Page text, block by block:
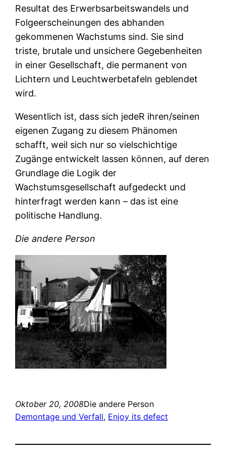
Resultat des Erwerbsarbeitswandels und
Folgeerscheinungen des abhanden
gekommenen Wachstums sind. Sie sind
triste, brutale und unsichere Gegebenheiten
in einer Gesellschaft, die permanent von
Lichtern und Leuchtwerbetafeln geblendet
wird.
Wesentlich ist, dass sich jedeR ihren/seinen
eigenen Zugang zu diesem Phänomen
schafft, weil sich nur so vielschichtige
Zugänge entwickelt lassen können, auf deren
Grundlage die Logik der
Wachstumsgesellschaft aufgedeckt und
hinterfragt werden kann – das ist eine
politische Handlung.
Die andere Person
Oktober 20, 2008Die andere Person
Demontage und Verfall, Enjoy its defect